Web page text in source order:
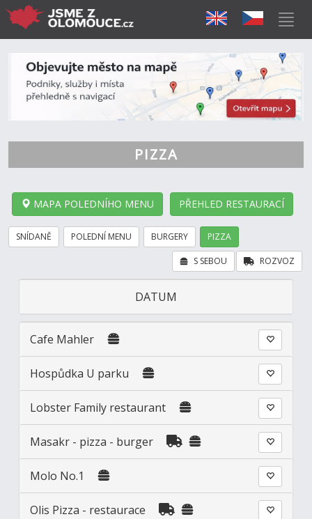
PIZZA
MAPA POLEDNÍHO MENU PŘEHLED RESTAURACÍ
SNÍDANĚ POLEDNÍ MENU BURGERY PIZZA
ROZVOZ
S SEBOU
DATUM
Cafe Mahler
Hospůdka U parku
Lobster Family restaurant
Masakr - pizza - burger
Molo No.1
Olis Pizza - restaurace